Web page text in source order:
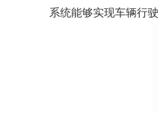
系统能够实现车辆行